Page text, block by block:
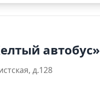
автобус»
д.128